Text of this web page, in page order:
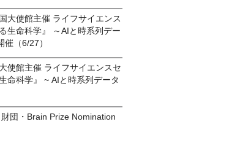
大使館主催 ライフサイエンス
生命科学』 ～AIと時系列デー
（6/27）
使館主催 ライフサイエンスセ
命科学』 ~ AIと時系列データ
団・Brain Prize Nomination